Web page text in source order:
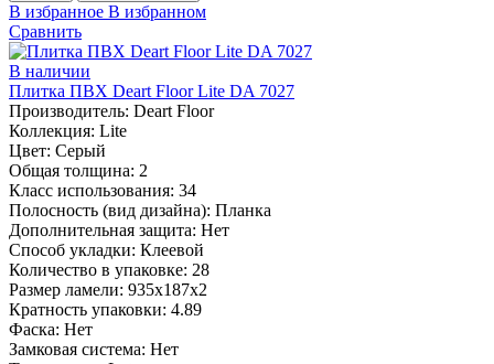
В избранное В избранном
Сравнить
В наличии
Плитка ПВХ Deart Floor Lite DA 7027
Производитель: Deart Floor
Коллекция: Lite
Цвет: Серый
Общая толщина: 2
Класс использования: 34
Полосность (вид дизайна): Планка
Дополнительная защита: Нет
Способ укладки: Клеевой
Количество в упаковке: 28
Размер ламели: 935x187x2
Кратность упаковки: 4.89
Фаска: Нет
Замковая система: Нет